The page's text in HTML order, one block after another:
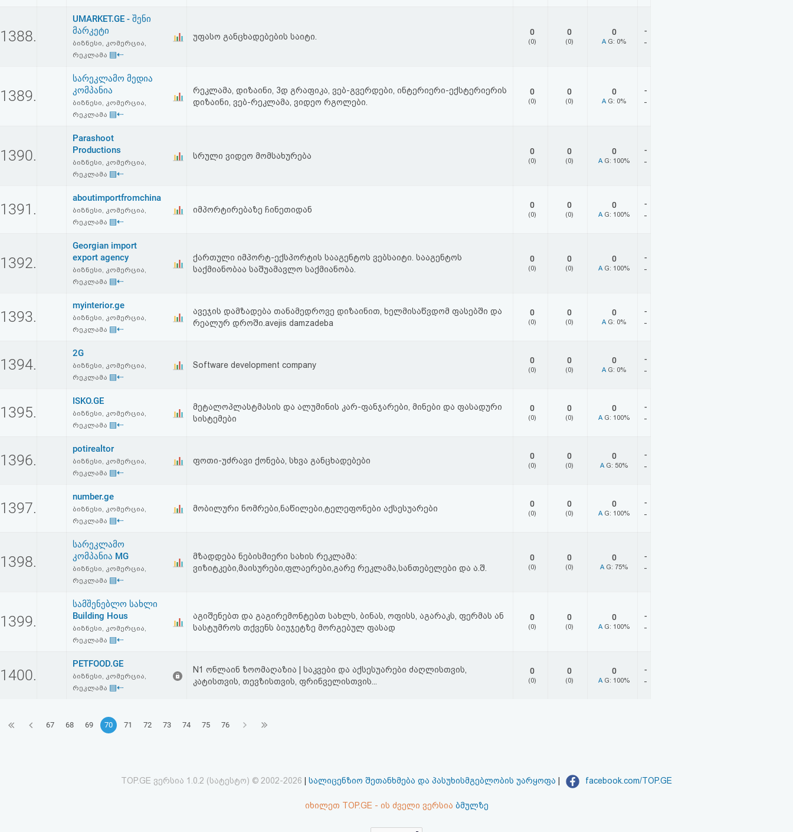
1388.
UMARKET.GE - შენი
მარკეტი
ბიზნესი, კომერცია,
რეკლამა ▤⇠
უფასო განცხადებების საიტი. 0
(0)
0
(0)
0
A G: 0%
-
-
1389.
სარეკლამო მედია
კომპანია
ბიზნესი, კომერცია,
რეკლამა ▤⇠
რეკლამა, დიზაინი, 3დ გრაფიკა, ვებ-გვერდები, ინტერიერი-ექსტერიერის
დიზაინი, ვებ-რეკლამა, ვიდეო რგოლები.
0
(0)
0
(0)
0
A G: 0%
-
-
1390.
Parashoot
Productions
ბიზნესი, კომერცია,
რეკლამა ▤⇠
სრული ვიდეო მომსახურება 0
(0)
0
(0)
0
A G: 100%
-
-
1391.
aboutimportfromchina
ბიზნესი, კომერცია,
რეკლამა ▤⇠
იმპორტირებაზე ჩინეთიდან 0
(0)
0
(0)
0
A G: 100%
-
-
1392.
Georgian import
export agency
ბიზნესი, კომერცია,
რეკლამა ▤⇠
ქართული იმპორტ-ექსპორტის სააგენტოს ვებსაიტი. სააგენტოს
საქმიანობაა საშუამავლო საქმიანობა.
0
(0)
0
(0)
0
A G: 100%
-
-
1393.
myinterior.ge
ბიზნესი, კომერცია,
რეკლამა ▤⇠
ავეჯის დამზადება თანამედროვე დიზაინით, ხელმისაწვდომ ფასებში და
რეალურ დროში.avejis damzadeba
0
(0)
0
(0)
0
A G: 0%
-
-
1394.
2G
ბიზნესი, კომერცია,
რეკლამა ▤⇠
Software development company 0
(0)
0
(0)
0
A G: 0%
-
-
1395.
ISKO.GE
ბიზნესი, კომერცია,
რეკლამა ▤⇠
მეტალოპლასტმასის და ალუმინის კარ-ფანჯარები, მინები და ფასადური
სისტემები
0
(0)
0
(0)
0
A G: 100%
-
-
1396.
potirealtor
ბიზნესი, კომერცია,
რეკლამა ▤⇠
ფოთი-უძრავი ქონება, სხვა განცხადებები 0
(0)
0
(0)
0
A G: 50%
-
-
1397.
number.ge
ბიზნესი, კომერცია,
რეკლამა ▤⇠
მობილური ნომრები,ნაწილები,ტელეფონები აქსესუარები 0
(0)
0
(0)
0
A G: 100%
-
-
1398.
სარეკლამო
კომპანია MG
ბიზნესი, კომერცია,
რეკლამა ▤⇠
მზადდება ნებისმიერი სახის რეკლამა:
ვიზიტკები,მაისურები,ფლაერები,გარე რეკლამა,სანთებელები და ა.შ.
0
(0)
0
(0)
0
A G: 75%
-
-
1399.
სამშენებლო სახლი
Building Hous
ბიზნესი, კომერცია,
რეკლამა ▤⇠
აგიშენებთ და გაგირემონტებთ სახლს, ბინას, ოფისს, აგარაკს, ფერმას ან
სასტუმროს თქვენს ბიუჯეტზე მორგებულ ფასად
0
(0)
0
(0)
0
A G: 100%
-
-
1400.
PETFOOD.GE
ბიზნესი, კომერცია,
რეკლამა ▤⇠
N1 ონლაინ ზოომაღაზია | საკვები და აქსესუარები ძაღლისთვის,
კატისთვის, თევზისთვის, ფრინველისთვის...
0
(0)
0
(0)
0
A G: 100%
-
-
67 68 69 70 71 72 73 74 75 76
TOP.GE ვერსია 1.0.2 (სატესტო) © 2002-2026 სალიცენზიო შეთანხმება და პასუხისმგებლობის უარყოფა facebook.com/TOP.GE
იხილეთ TOP.GE - ის ძველი ვერსია ბმულზე